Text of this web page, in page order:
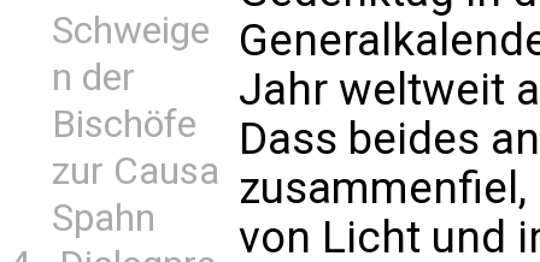
Schweige
n der
Bischöfe
zur Causa
Spahn
Jahr weltweit
Dass beides
zusammenfiel,
von Licht und